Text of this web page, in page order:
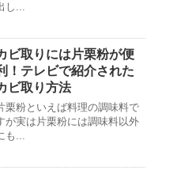
し...
ビ取りには片栗粉が便
！テレビで紹介された
ビ取り方法
栗粉といえば料理の調味料で
が実は片栗粉には調味料以外
も...